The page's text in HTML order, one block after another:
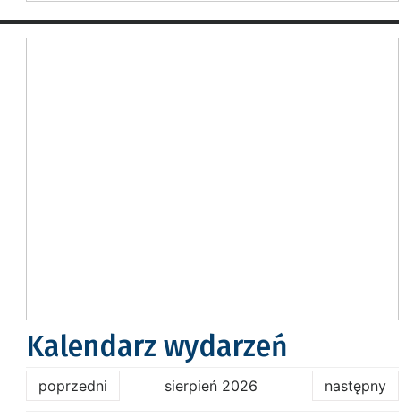
Kalendarz wydarzeń
poprzedni sierpień 2026 następny